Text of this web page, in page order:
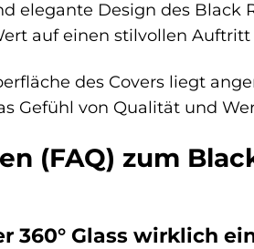
elegante Design des Black
auf einen stilvollen Auftritt
des Covers liegt
Gefühl von Qualität und
(FAQ) zum
360° Glass wirklich